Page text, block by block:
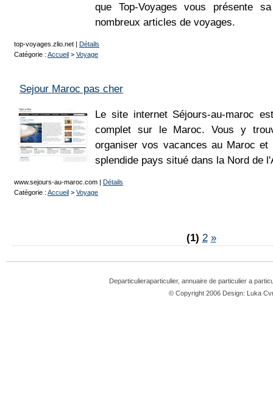
que Top-Voyages vous présente
nombreux articles de voyages.
top-voyages.zlio.net | Détails
Catégorie : Accueil > Voyage
Sejour Maroc pas cher
Le site internet Séjours-au-maroc
complet sur le Maroc. Vous y
organiser vos vacances au Maroc et
splendide pays situé dans la Nord de
www.sejours-au-maroc.com | Détails
Catégorie : Accueil > Voyage
(1) 2 »
Departiculieraparticulier, annuaire de particulier a
© Copyright 2006 Design: Luka